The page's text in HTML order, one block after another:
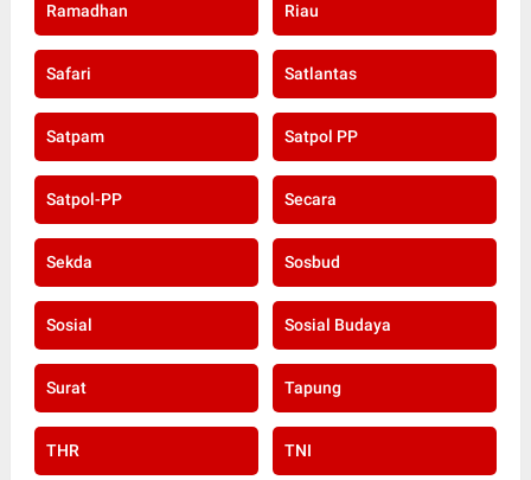
Ramadhan Riau
Safari Satlantas
Satpam Satpol PP
Satpol-PP Secara
Sekda Sosbud
Sosial Sosial Budaya
Surat Tapung
THR TNI